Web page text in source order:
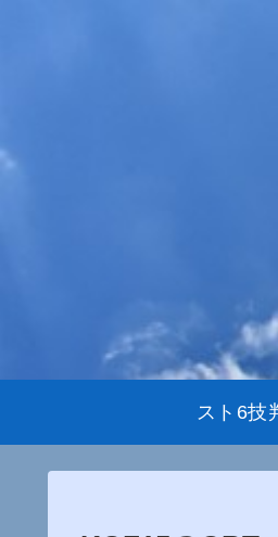
スト6技